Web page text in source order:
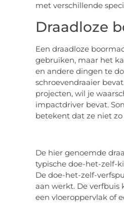
met verschillende
Draadloze
Een draadloze
gebruiken, maar het
en andere dingen te
schroevendraaier
projecten, wil je
impactdriver bevat.
betekent dat ze niet
De hier genoemde
typische doe-het-zelf-
De doe-het-zelf-
aan werkt. De
een vloeroppervlak of